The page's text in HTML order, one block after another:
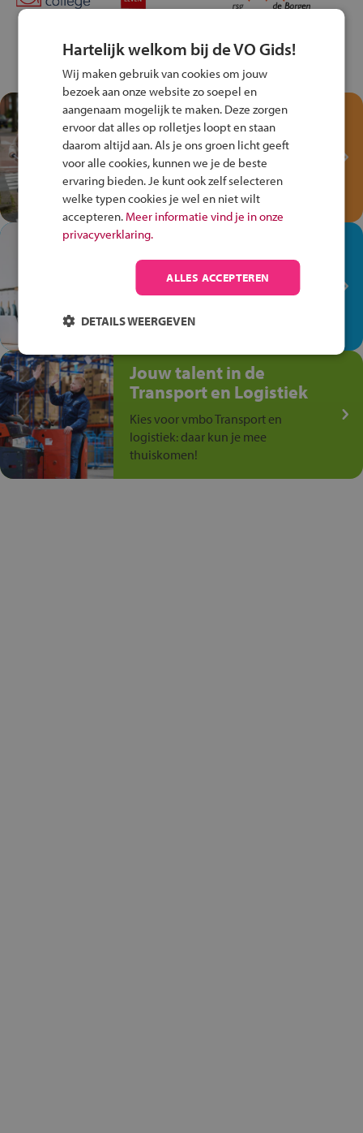
Test je kennis met het
Fiets Veilig
Verkeersspel!
Speel het Fiets Veilig Verkeersspel
en win een Cortina-fiets!
In de winkel ben je op je
plek!
Ontdek via het vmbo jouw talent
anders is!
Jouw talent in de
Transport en Logistiek
Kies voor vmbo Transport en
logistiek: daar kun je mee
thuiskomen!
Hartelijk welkom bij de VO Gids!
Wij maken gebruik van cookies om jouw
bezoek aan onze website zo soepel en
aangenaam mogelijk te maken. Deze zorgen
ervoor dat alles op rolletjes loopt en staan
daarom altijd aan. Als je ons groen licht geeft
voor alle cookies, kunnen we je de beste
ervaring bieden. Je kunt ook zelf selecteren
welke typen cookies je wel en niet wilt
accepteren. Meer informatie vind je in onze
privacyverklaring.
ALLES ACCEPTEREN
DETAILS WEERGEVEN